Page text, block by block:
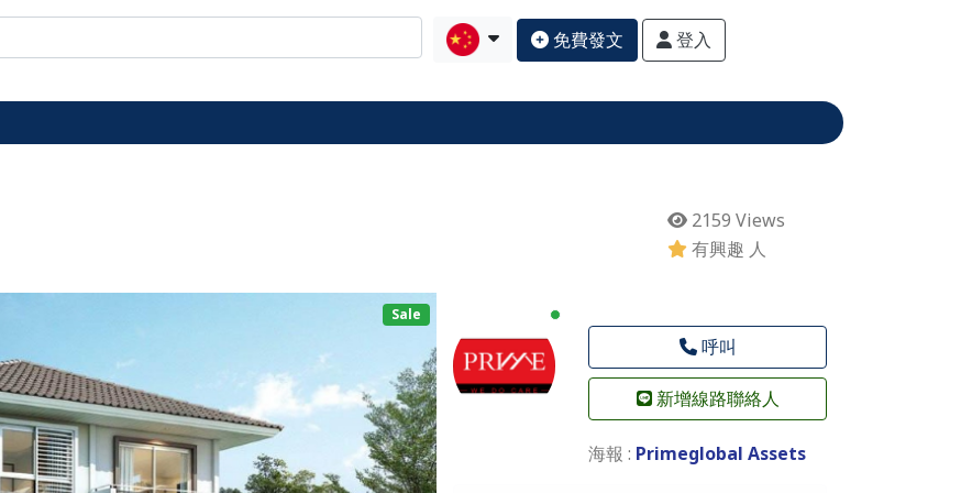
免費發文 登入
2159 Views
有興趣 人
Sale
New alerts
呼叫
新增線路聯絡人
海報 : Primeglobal Assets